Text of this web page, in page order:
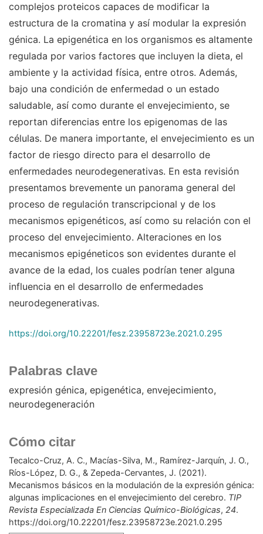
Palabras clave
expresión génica epigenética envejecimiento
neurodegeneración
Cómo citar
Tecalco-Cruz, A. C., Macías-Silva, M., Ramírez-Jarquín, J. O.,
Ríos-López, D. G., & Zepeda-Cervantes, J. (2021).
Mecanismos básicos en la modulación de la expresión génica:
algunas implicaciones en el envejecimiento del cerebro. TIP
Revista Especializada En Ciencias Químico-Biológicas, 24.
https://doi.org/10.22201/fesz.23958723e.2021.0.295
complejos proteicos capaces de modificar la
estructura de la cromatina y así modular la expresión
génica. La epigenética en los organismos es altamente
regulada por varios factores que incluyen la dieta, el
ambiente y la actividad física, entre otros. Además,
bajo una condición de enfermedad o un estado
saludable, así como durante el envejecimiento, se
reportan diferencias entre los epigenomas de las
células. De manera importante, el envejecimiento es un
factor de riesgo directo para el desarrollo de
enfermedades neurodegenerativas. En esta revisión
presentamos brevemente un panorama general del
proceso de regulación transcripcional y de los
mecanismos epigenéticos, así como su relación con el
proceso del envejecimiento. Alteraciones en los
mecanismos epigéneticos son evidentes durante el
avance de la edad, los cuales podrían tener alguna
influencia en el desarrollo de enfermedades
neurodegenerativas.
https://doi.org/10.22201/fesz.23958723e.2021.0.295